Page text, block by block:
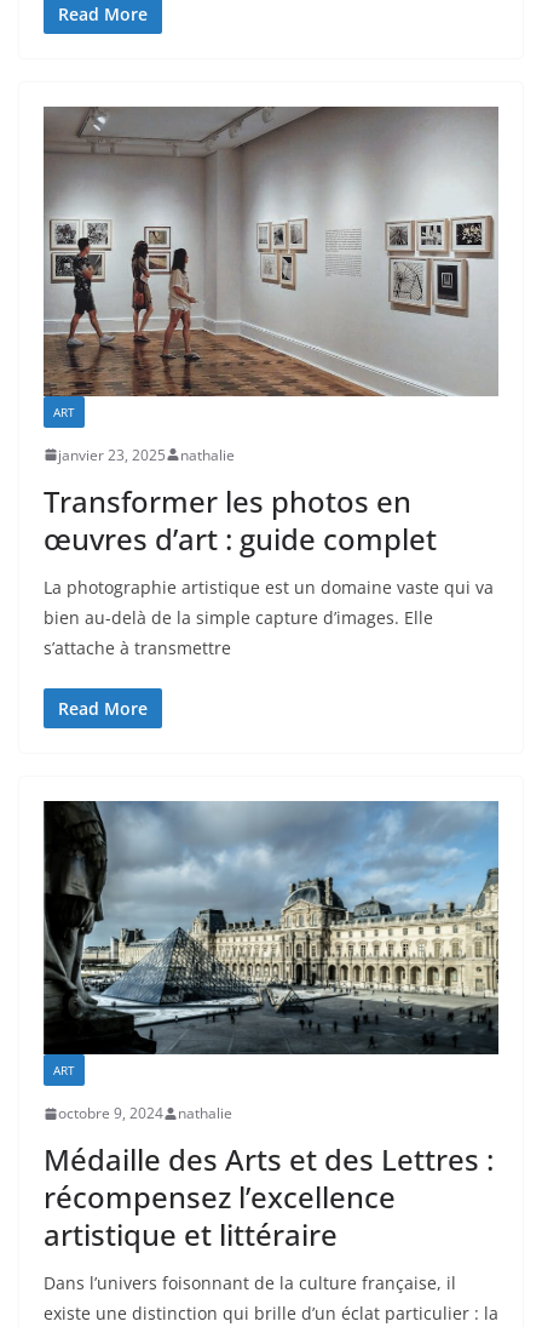
Read More
ART
janvier 23, 2025 nathalie
Transformer les photos en
œuvres d’art : guide complet
La photographie artistique est un domaine vaste qui va
bien au-delà de la simple capture d’images. Elle
s’attache à transmettre
Read More
ART
octobre 9, 2024 nathalie
Médaille des Arts et des Lettres :
récompensez l’excellence
artistique et littéraire
Dans l’univers foisonnant de la culture française, il
existe une distinction qui brille d’un éclat particulier : la